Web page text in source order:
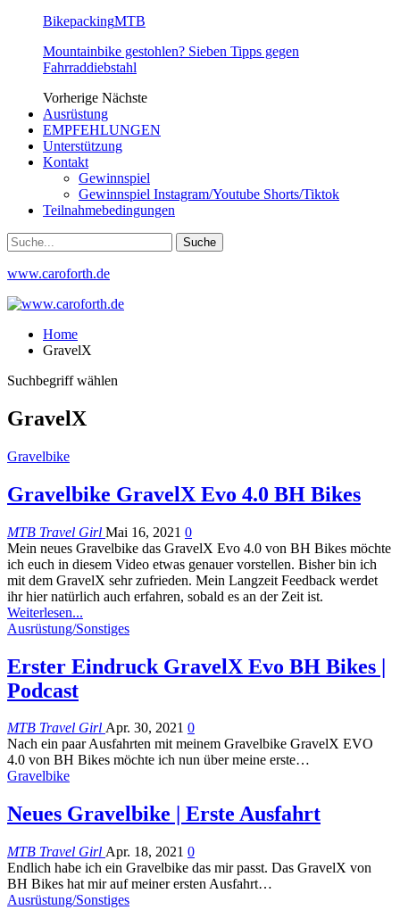
BikepackingMTB
Mountainbike gestohlen? Sieben Tipps gegen
Fahrraddiebstahl
Vorherige Nächste
Ausrüstung
EMPFEHLUNGEN
Unterstützung
Kontakt
Gewinnspiel
Gewinnspiel Instagram/Youtube Shorts/Tiktok
Teilnahmebedingungen
www.caroforth.de
Home
GravelX
Suchbegriff wählen
GravelX
Gravelbike
Gravelbike GravelX Evo 4.0 BH Bikes
MTB Travel Girl Mai 16, 2021 0
Mein neues Gravelbike das GravelX Evo 4.0 von BH Bikes möchte
ich euch in diesem Video etwas genauer vorstellen. Bisher bin ich
mit dem GravelX sehr zufrieden. Mein Langzeit Feedback werdet
ihr hier natürlich auch erfahren, sobald es an der Zeit ist.
Weiterlesen...
Ausrüstung/Sonstiges
Erster Eindruck GravelX Evo BH Bikes |
Podcast
MTB Travel Girl Apr. 30, 2021 0
Nach ein paar Ausfahrten mit meinem Gravelbike GravelX EVO
4.0 von BH Bikes möchte ich nun über meine erste…
Gravelbike
Neues Gravelbike | Erste Ausfahrt
MTB Travel Girl Apr. 18, 2021 0
Endlich habe ich ein Gravelbike das mir passt. Das GravelX von
BH Bikes hat mir auf meiner ersten Ausfahrt…
Ausrüstung/Sonstiges